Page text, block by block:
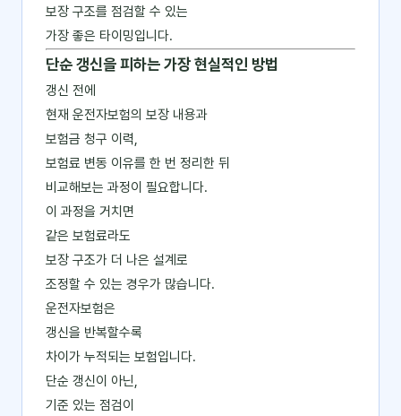
보장 구조를 점검할 수 있는
가장 좋은 타이밍입니다.
단순 갱신을 피하는 가장 현실적인 방법
갱신 전에
현재 운전자보험의 보장 내용과
보험금 청구 이력,
보험료 변동 이유를 한 번 정리한 뒤
비교해보는 과정이 필요합니다.
이 과정을 거치면
같은 보험료라도
보장 구조가 더 나은 설계로
조정할 수 있는 경우가 많습니다.
운전자보험은
갱신을 반복할수록
차이가 누적되는 보험입니다.
단순 갱신이 아닌,
기준 있는 점검이